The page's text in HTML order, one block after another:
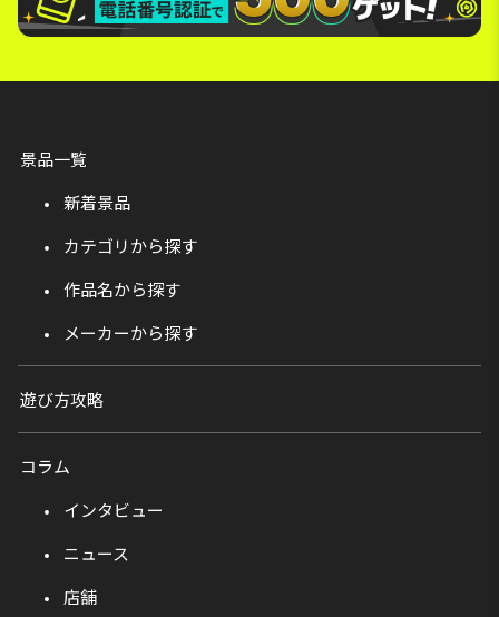
景品一覧
新着景品
カテゴリから探す
作品名から探す
メーカーから探す
遊び方攻略
コラム
インタビュー
ニュース
店舗